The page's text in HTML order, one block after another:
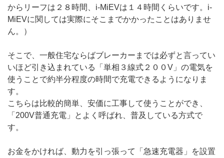
からリーフは２８時間、i-MiEVは１４時間くらいです。i-
MiEVに関しては実際にそこまでかかったことはありませ
ん。）
そこで、一般住宅ならばブレーカーまでは必ずと言ってい
いほど引き込まれている「単相３線式２００V」の電気を
使うことで約半分程度の時間で充電できるようになりま
す。
こちらは比較的簡単、安価に工事して使うことができ、
「200V普通充電」とよく呼ばれ、普及している方式で
す。
お金をかければ、動力を引っ張って「急速充電器」を設置